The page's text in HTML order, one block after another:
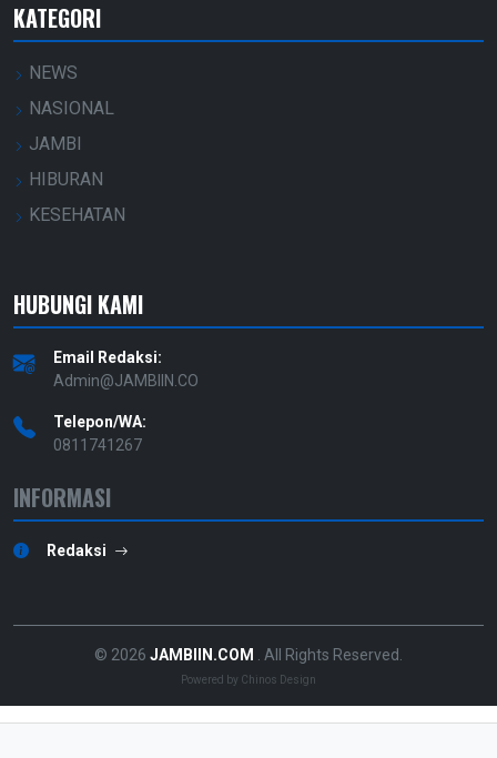
KATEGORI
NEWS
NASIONAL
JAMBI
HIBURAN
KESEHATAN
HUBUNGI KAMI
Email Redaksi:
Admin@JAMBIIN.CO
Telepon/WA:
0811741267
INFORMASI
Redaksi
© 2026 JAMBIIN.COM . All Rights Reserved.
Powered by Chinos Design